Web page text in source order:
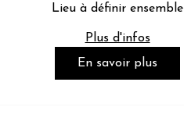
Lieu à définir ensemble
Plus d'infos
En savoir plus